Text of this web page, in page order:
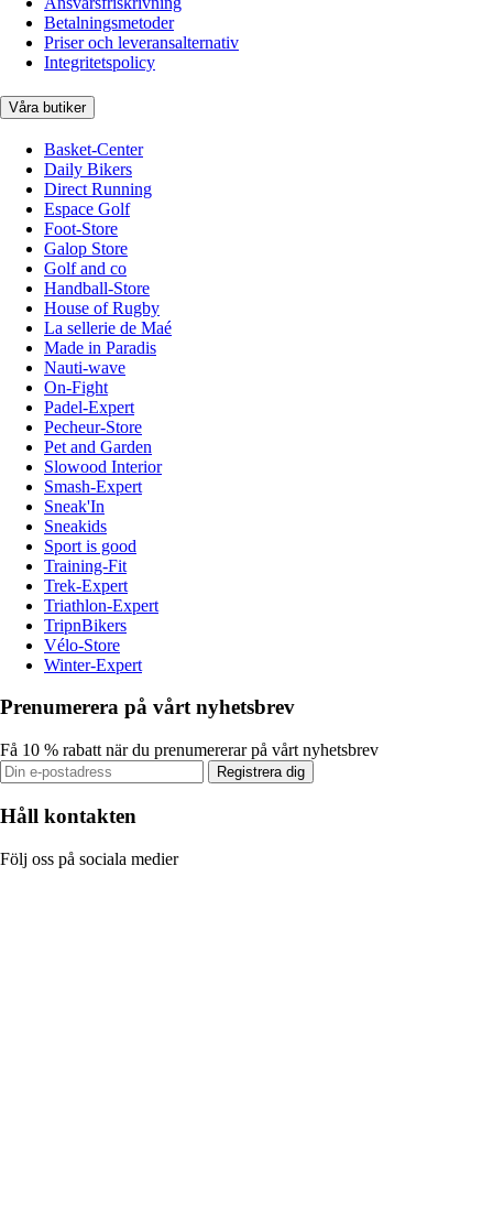
Betalningsmetoder
Priser och leveransalternativ
Integritetspolicy
Våra butiker
Basket-Center
Daily Bikers
Direct Running
Espace Golf
Foot-Store
Galop Store
Golf and co
Handball-Store
House of Rugby
La sellerie de Maé
Made in Paradis
Nauti-wave
On-Fight
Padel-Expert
Pecheur-Store
Pet and Garden
Slowood Interior
Smash-Expert
Sneak'In
Sneakids
Sport is good
Training-Fit
Trek-Expert
Triathlon-Expert
TripnBikers
Vélo-Store
Winter-Expert
Prenumerera på vårt nyhetsbrev
Få 10 % rabatt när du prenumererar på vårt nyhetsbrev
Registrera dig
Håll kontakten
Följ oss på sociala medier